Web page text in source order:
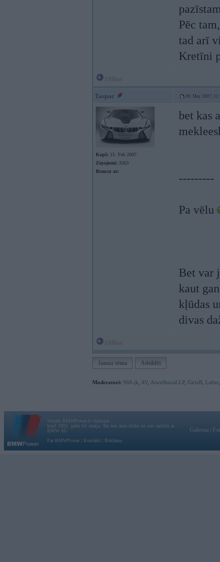
Pēc
tad arī
Kretīni
Taspac 09. May 2007,
Kopš: 15. Feb 2007
Ziņojumi: 3563
Braucu ar:
bet kas
---------
Pa vēlu
Bet var
kaut
kļūdas
divas
Jauna tēma Atbildēt
Moderatori: 968-jk AV AiwaShuraLLP, GirtzB Lafter
Vortāls BMWPower.lv darbojas
kopš 2002. gada 14. maija. Tas nav auto klubs un nav saistīts ar
BMW AG.
Par BMWPower
Kontakti Reklāma
Galvena